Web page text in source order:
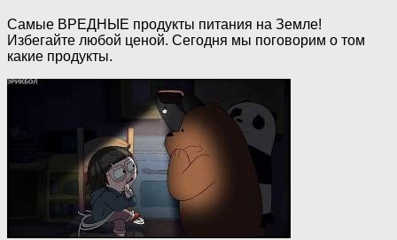
Самые ВРЕДНЫЕ продукты питания на Земле!
Избегайте любой ценой. Сегодня мы поговорим о том
какие продукты.